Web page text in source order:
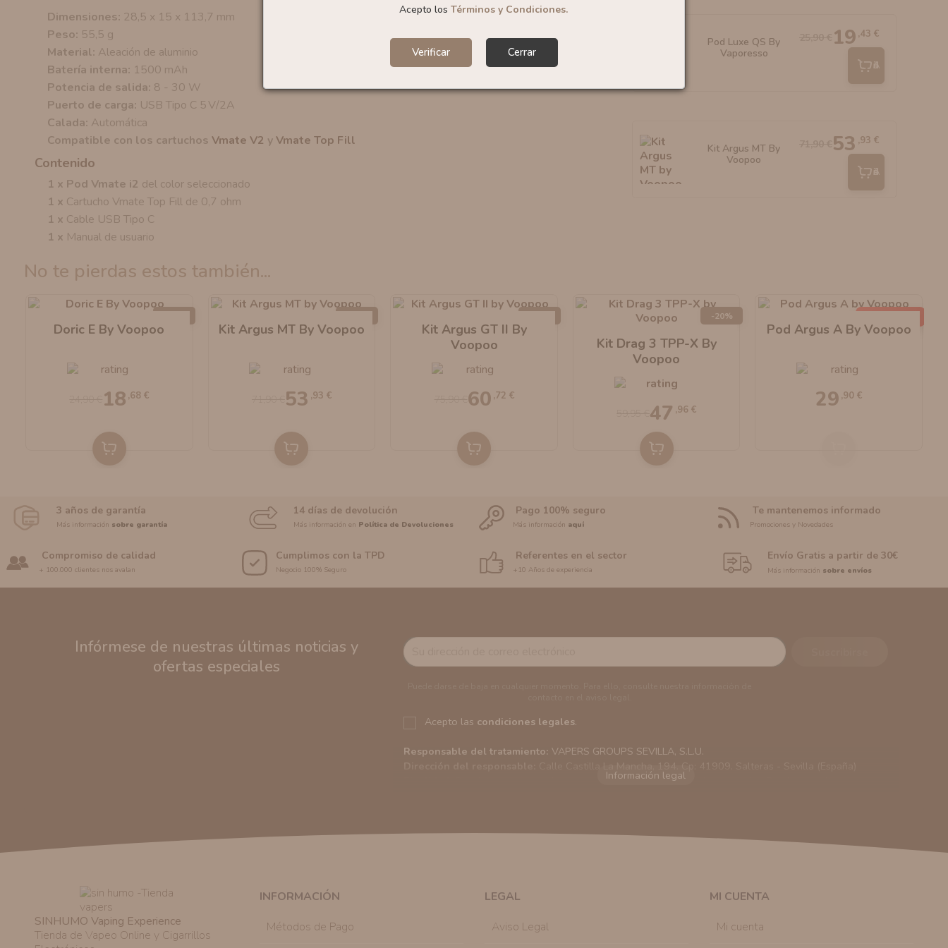
Acepto los Términos y Condiciones.
Verificar Cerrar
Dimensiones: 28,5 x 15 x 113,7 mm
Peso: 55,5 g
Material: Aleación de aluminio
Batería interna: 1500 mAh
Potencia de salida: 8 - 30 W
Puerto de carga: USB Tipo C 5 V/2A
Calada: Automática
Compatible con los cartuchos Vmate V2 yVmate Top Fill
Contenido
1 x Pod Vmate i2 del color seleccionado
1 x Cartucho Vmate Top Fill de 0,7 ohm
1 x Cable USB Tipo C
1 x Manual de usuario
Pod Luxe QS By
Vaporesso
19 ,43 €
Añadir
Kit Argus MT By
Voopoo
53 ,93 €
Añadir
no te pierdas estos también...
Doric E By Voopoo
18 ,68 €
Kit Argus MT By Voopoo
53 ,93 €
Kit Argus GT II By
Voopoo
60 ,72 €
Kit Drag 3 TPP-X By
Voopoo
47 ,96 €
-20%
Pod Argus A By Voopoo
29 ,90 €
3 años de garantía
Más información sobre garantía
14 días de devolución
Más información en Política de Devoluciones
Pago 100% seguro
Más información aquí
Te mantenemos informado
Promociones y Novedades
Compromiso de calidad
+ 100.000 clientes nos avalan
Cumplimos con la TPD
Negocio 100% Seguro
Referentes en el sector
+10 Años de experiencia
Envío Gratis a partir de 30€
Más información sobre envíos
Infórmese de nuestras últimas noticias y
ofertas especiales
Acepto las condiciones legales.
Responsable del tratamiento: VAPERS GROUPS SEVILLA, S.L.U.
Sus datos serán usados para poder enviarle información comercial (Puede consultar como
similares a los artículos que ha adquirido. Puede solicitar la cancelación de comunicaciones comerciales
Con carácter general, sólo el personal de nuestra entidad que esté debidamente
Tiene derecho a saber qué información tenemos sobre usted, corregirla y eliminarla, tal y
SINHUMO Vaping Experience
Tienda de Vapeo Online y Cigarrillos
INFORMACIÓN
Métodos de Pago
LEGAL
Aviso Legal
MI CUENTA
Mi cuenta